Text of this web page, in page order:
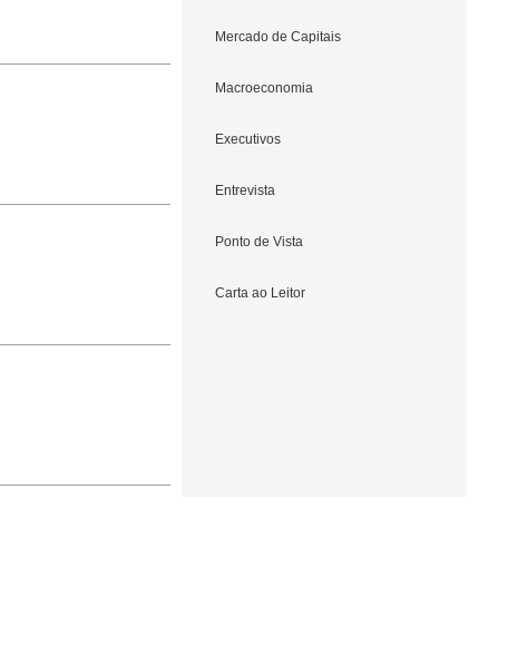
Mercado de Capitais
Macroeconomia
Executivos
Entrevista
Ponto de Vista
Carta ao Leitor